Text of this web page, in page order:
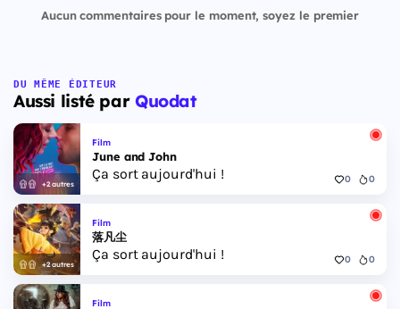
Aucun commentaires pour le moment, soyez le premier
DU MÊME ÉDITEUR
Aussi listé par Quodat
+2 autres
Film
June and John
Ça sort aujourd'hui ! 0 0
+2 autres
Film
落凡尘
Ça sort aujourd'hui ! 0 0
Film